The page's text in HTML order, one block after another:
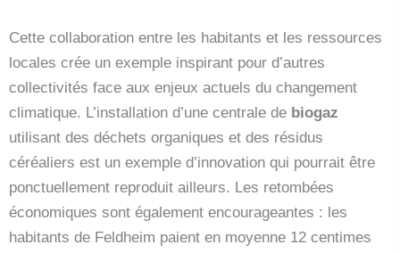
Cette collaboration entre les habitants et les ressources
locales crée un exemple inspirant pour d’autres
collectivités face aux enjeux actuels du changement
climatique. L’installation d’une centrale de biogaz
utilisant des déchets organiques et des résidus
céréaliers est un exemple d’innovation qui pourrait être
ponctuellement reproduit ailleurs. Les retombées
économiques sont également encourageantes : les
habitants de Feldheim paient en moyenne 12 centimes